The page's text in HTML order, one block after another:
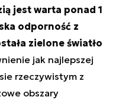
jest warta ponad 1
odporność z
zielone światło
jak najlepszej
rzeczywistym z
obszary